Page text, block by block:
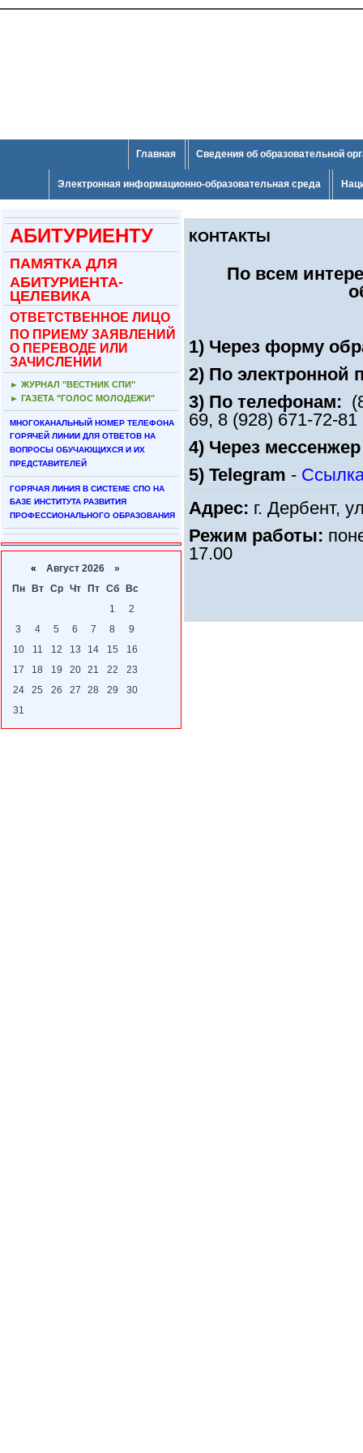
Главная Сведения об образовательной
Электронная информационно-образовательная среда
АБИТУРИЕНТУ
ПАМЯТКА ДЛЯ
АБИТУРИЕНТА-
ЦЕЛЕВИКА
ОТВЕТСТВЕННОЕ ЛИЦО
ПО ПРИЕМУ ЗАЯВЛЕНИЙ
О ПЕРЕВОДЕ ИЛИ
ЗАЧИСЛЕНИИ
► ЖУРНАЛ "ВЕСТНИК СПИ"
► ГАЗЕТА "ГОЛОС МОЛОДЕЖИ"
МНОГОКАНАЛЬНЫЙ НОМЕР ТЕЛЕФОНА
ГОРЯЧЕЙ ЛИНИИ ДЛЯ ОТВЕТОВ НА
ВОПРОСЫ ОБУЧАЮЩИХСЯ И ИХ
ПРЕДСТАВИТЕЛЕЙ
ГОРЯЧАЯ ЛИНИЯ В СИСТЕМЕ СПО НА
БАЗЕ ИНСТИТУТА РАЗВИТИЯ
ПРОФЕССИОНАЛЬНОГО ОБРАЗОВАНИЯ
« Август 2026 »
Пн
Вт Ср Чт Пт Сб
Вс
1
2
3
4 5 6 7 8
9
10
11 12 13 14 15
16
17
18 19 20 21 22
23
24
25 26 27 28 29
30
31
КОНТАКТЫ
По всем
1) Через форму
2) По электронной
3) По телефонам:
69, 8 (928) 671-72-81
4) Через мессенжер
5) Telegram -
Адрес: г. Дербент,
Режим работы:
17.00